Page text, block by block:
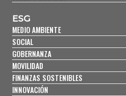
ESG
MEDIO AMBIENTE
SOCIAL
GOBERNANZA
MOVILIDAD
FINANZAS SOSTENIBLES
INNOVACIÓN